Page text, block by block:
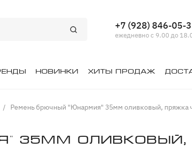
+7 (928) 846-05-
ежедневно с 9.00 до
Новинки Хиты продаж
/ Ремень брючный "Юнармия" 35мм оливковый, пряжка
35мм